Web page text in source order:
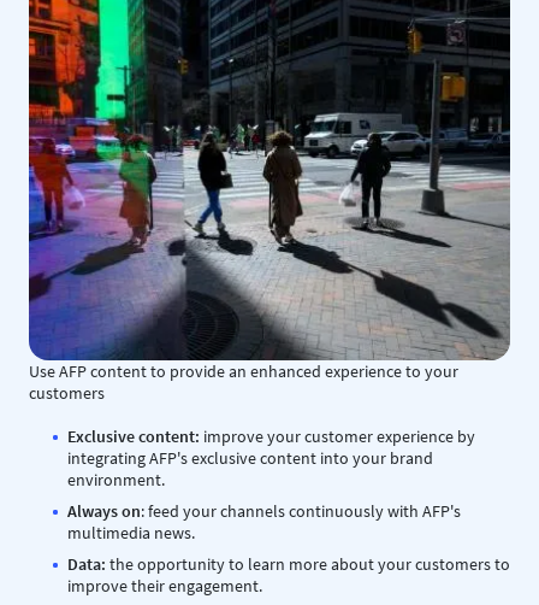
Use AFP content to provide an enhanced experience to your
customers
Exclusive content: improve your customer experience by
integrating AFP's exclusive content into your brand
environment.
Always on: feed your channels continuously with AFP's
multimedia news.
Data: the opportunity to learn more about your customers to
improve their engagement.